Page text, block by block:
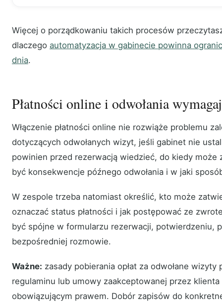
Więcej o porządkowaniu takich procesów
dlaczego automatyzacja w gabinecie powinna
dnia.
Płatności online i odwołania
Włączenie płatności online nie rozwiąże problemu
dotyczących odwołanych wizyt, jeśli gabinet nie
powinien przed rezerwacją wiedzieć, do kiedy może
być konsekwencje późnego odwołania i w jaki
W zespole trzeba natomiast określić, kto może
oznaczać status płatności i jak postępować ze
być spójne w formularzu rezerwacji, potwierdzeniu,
bezpośredniej rozmowie.
Ważne: zasady pobierania opłat za odwołane
regulaminu lub umowy zaakceptowanej przez
obowiązującym prawem. Dobór zapisów do